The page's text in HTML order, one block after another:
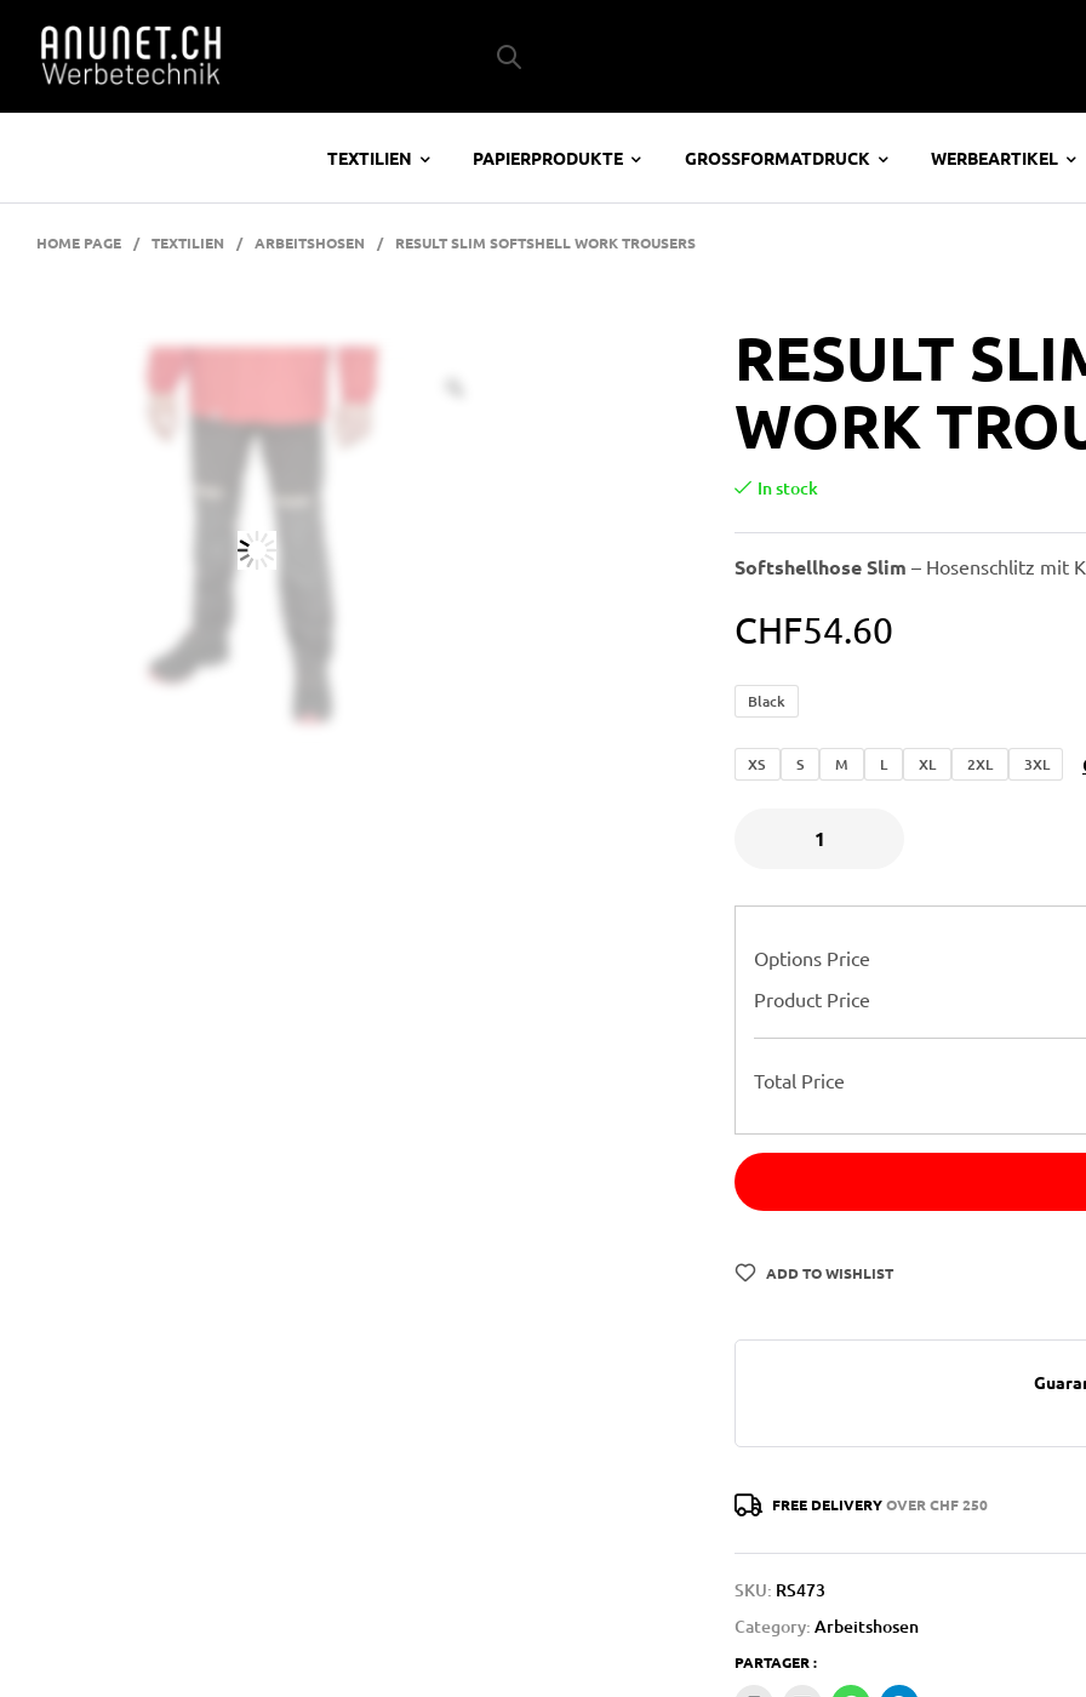
TEXTILIEN PAPIERPRODUKTE GROSSFORMATDRUCK WERBEARTIKEL
HOME PAGE / TEXTILIEN / ARBEITSHOSEN / RESULT SLIM SOFTSHELL WORK TROUSERS
RESULT
WORK
In stock
Softshellhose Slim – Hosenschlitz mit
CHF54.60
Black
XS S M L XL 2XL 3XL
Options Price
Product Price
Total Price
ADD TO WISHLIST
FREE DELIVERYOVER CHF 250
SKU: RS473
Category:Arbeitshosen
PARTAGER :